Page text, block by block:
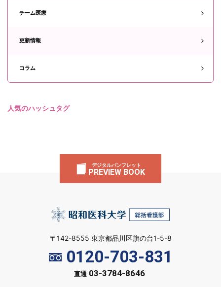
チーム医療
更新情報
コラム
人気のハッシュタグ
デジタルパンフレット
PREVIEW BOOK
〒142-8555 東京都品川区旗の台1-5-8
0120-703-831
直通 03-3784-8646